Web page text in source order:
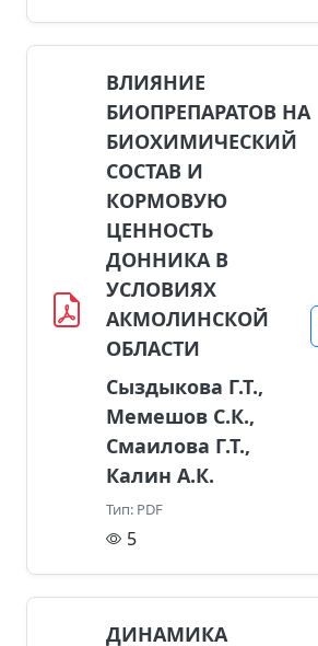
ВЛИЯНИЕ
БИОПРЕПАРАТОВ НА
БИОХИМИЧЕСКИЙ
СОСТАВ И
КОРМОВУЮ
ЦЕННОСТЬ
ДОННИКА В
УСЛОВИЯХ
АКМОЛИНСКОЙ
ОБЛАСТИ
Сыздыкова Г.Т.,
Мемешов С.К.,
Смаилова Г.Т.,
Калин А.К.
Тип: PDF
5
ДИНАМИКА